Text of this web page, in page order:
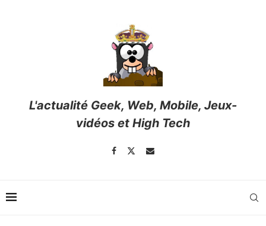
L'actualité Geek, Web, Mobile, Jeux-
vidéos et High Tech